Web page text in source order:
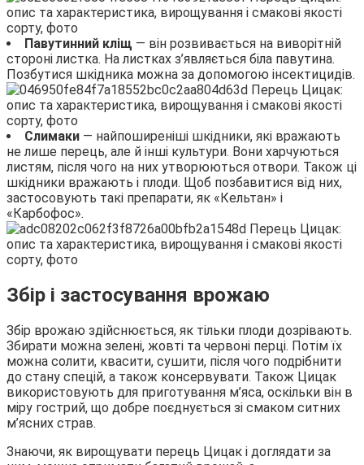
Павутинний кліщ — він розвивається на виворітній
стороні листка. На листках з’являється біла павутина.
Позбутися шкідника можна за допомогою інсектицидів.
Слимаки — найпоширеніші шкідники, які вражають
не лише перець, але й інші культури. Вони харчуються
листям, після чого на них утворюються отвори. Також ці
шкідники вражають і плоди. Щоб позбавитися від них,
застосовують такі препарати, як «Кельтан» і
«Карбофос».
Збір і застосування врожаю
Збір врожаю здійснюється, як тільки плоди дозрівають.
Збирати можна зелені, жовті та червоні перці. Потім їх
можна солити, квасити, сушити, після чого подрібнити
до стану спецій, а також консервувати. Також Цицак
використовують для приготування м’яса, оскільки він в
міру гострий, що добре поєднується зі смаком ситних
м’ясних страв.
Знаючи, як вирощувати перець Цицак і доглядати за